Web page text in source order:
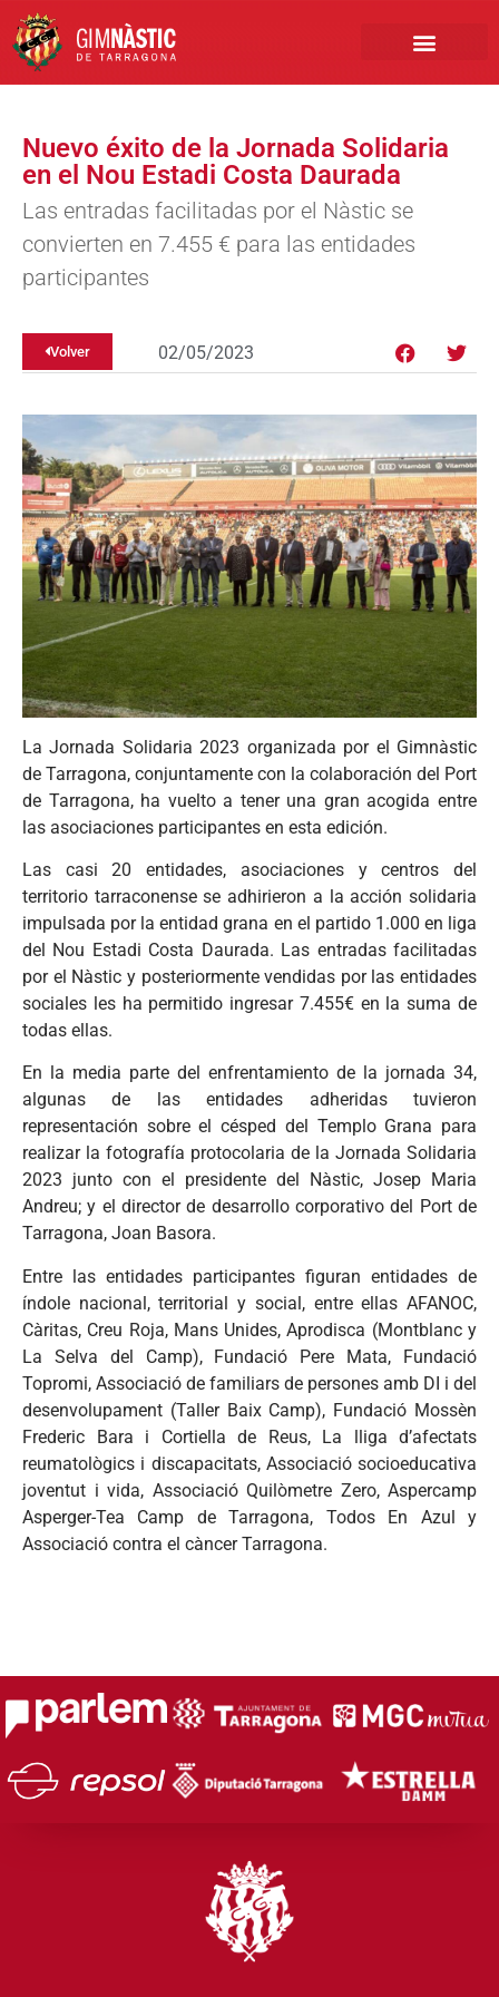
Nuevo éxito de la Jornada Solidaria
en el Nou Estadi Costa Daurada
Las entradas facilitadas por el Nàstic se
convierten en 7.455 € para las entidades
participantes
Volver 02/05/2023
La Jornada Solidaria 2023 organizada por el Gimnàstic
de Tarragona, conjuntamente con la colaboración del Port
de Tarragona, ha vuelto a tener una gran acogida entre
las asociaciones participantes en esta edición.
Las casi 20 entidades, asociaciones y centros del
territorio tarraconense se adhirieron a la acción solidaria
impulsada por la entidad grana en el partido 1.000 en liga
del Nou Estadi Costa Daurada. Las entradas facilitadas
por el Nàstic y posteriormente vendidas por las entidades
sociales les ha permitido ingresar 7.455€ en la suma de
todas ellas.
En la media parte del enfrentamiento de la jornada 34,
algunas de las entidades adheridas tuvieron
representación sobre el césped del Templo Grana para
realizar la fotografía protocolaria de la Jornada Solidaria
2023 junto con el presidente del Nàstic, Josep Maria
Andreu; y el director de desarrollo corporativo del Port de
Tarragona, Joan Basora.
Entre las entidades participantes figuran entidades de
índole nacional, territorial y social, entre ellas AFANOC,
Càritas, Creu Roja, Mans Unides, Aprodisca (Montblanc y
La Selva del Camp), Fundació Pere Mata, Fundació
Topromi, Associació de familiars de persones amb DI i del
desenvolupament (Taller Baix Camp), Fundació Mossèn
Frederic Bara i Cortiella de Reus, La lliga d’afectats
reumatològics i discapacitats, Associació socioeducativa
joventut i vida, Associació Quilòmetre Zero, Aspercamp
Asperger-Tea Camp de Tarragona, Todos En Azul y
Associació contra el càncer Tarragona.